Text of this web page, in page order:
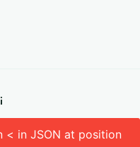
< in JSON at position